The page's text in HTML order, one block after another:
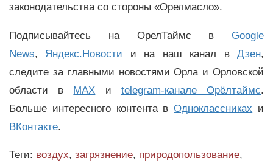
законодательства со стороны «Орелмасло».
Подписывайтесь на ОрелТаймс в Google
News, Яндекс.Новости и на наш канал вДзен,
следите за главными новостями Орла и Орловской
области в MAX и telegram-канале Орёлтаймс.
Больше интересного контента вОдноклассниках и
ВКонтакте.
Теги: воздух, загрязнение, природопользование,